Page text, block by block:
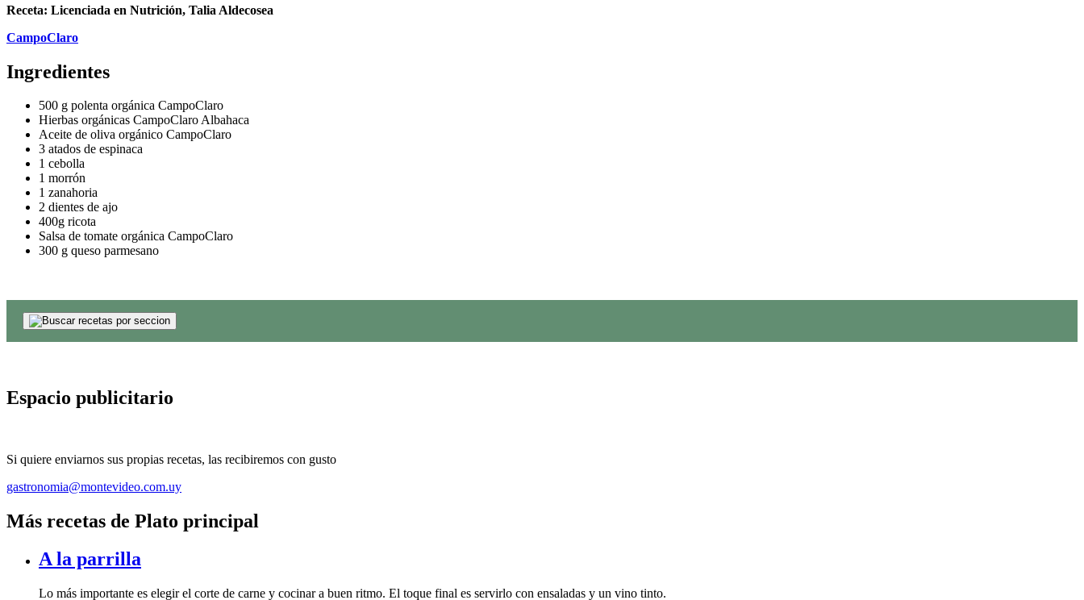
Receta: Licenciada en Nutrición, Talia Aldecosea
CampoClaro
Ingredientes
500 g polenta orgánica CampoClaro
Hierbas orgánicas CampoClaro Albahaca
Aceite de oliva orgánico CampoClaro
3 atados de espinaca
1 cebolla
1 morrón
1 zanahoria
2 dientes de ajo
400g ricota
Salsa de tomate orgánica CampoClaro
300 g queso parmesano
Espacio publicitario
Si quiere enviarnos sus propias recetas, las recibiremos con gusto
gastronomia@montevideo.com.uy
Más recetas de Plato principal
A la parrilla
Lo más importante es elegir el corte de carne y cocinar a buen ritmo. El toque final es servirlo con ensaladas y un vino tinto.